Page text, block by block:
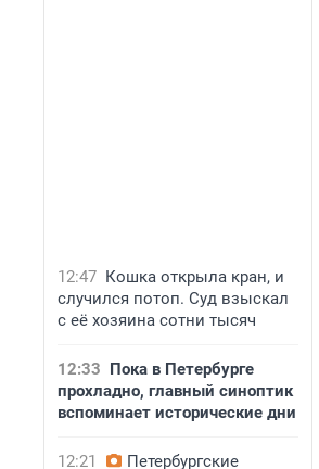
12:47 Кошка открыла кран, и
случился потоп. Суд взыскал
с её хозяина сотни тысяч
12:33 Пока в Петербурге
прохладно, главный синоптик
вспоминает исторические дни
12:21 Петербургские